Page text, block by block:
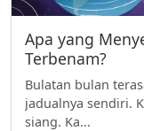
Apa yang
Terbenam?
Bulatan bulan
jadualnya sendiri.
siang. Ka...